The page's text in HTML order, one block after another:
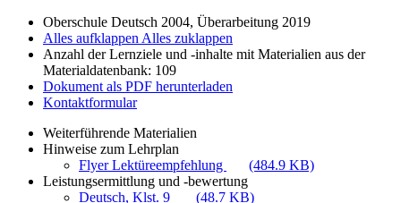
Oberschule Deutsch 2004, Überarbeitung 2019
Alles aufklappen Alles zuklappen
Anzahl der Lernziele und -inhalte mit Materialien aus der
Materialdatenbank: 109
Dokument als PDF herunterladen
Kontaktformular
Weiterführende Materialien
Hinweise zum Lehrplan
Flyer Lektüreempfehlung
(484.9 KB)
Leistungsermittlung und -bewertung
Deutsch, Klst. 9
(48.7 KB)